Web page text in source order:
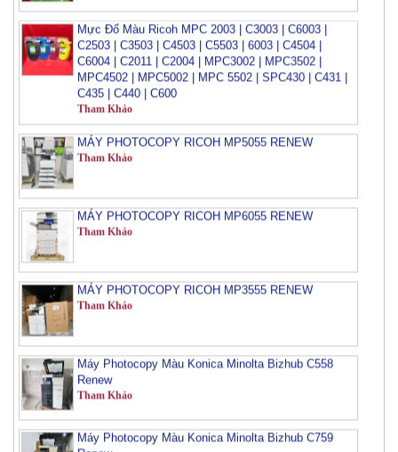
C2503 | C3503 | C4503 | C5503 | 6003 | C4504 |
C6004 | C2011 | C2004 | MPC3002 | MPC3502 |
MPC4502 | MPC5002 | MPC 5502 | SPC430 | C431 |
C435 | C440 | C600
Tham Khảo
MÁY PHOTOCOPY RICOH MP5055 RENEW
Tham Khảo
Tham Khảo
Tham Khảo
Renew
Tham Khảo
Renew
Tham Khảo